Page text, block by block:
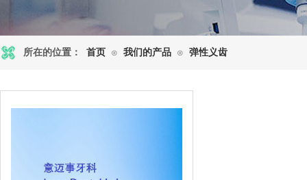
首页 ⊙ 我们的产品 ⊙ 弹性义齿
所在的位置：